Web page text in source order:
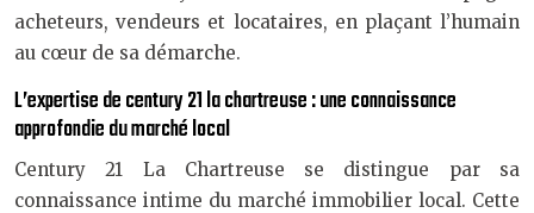
acheteurs, vendeurs et locataires, en plaçant l’humain
au cœur de sa démarche.
L’expertise de century 21 la chartreuse : une connaissance
approfondie du marché local
Century 21 La Chartreuse se distingue par sa
connaissance intime du marché immobilier local. Cette